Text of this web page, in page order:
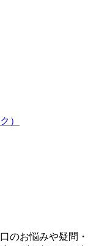
）
のお悩みや疑問・